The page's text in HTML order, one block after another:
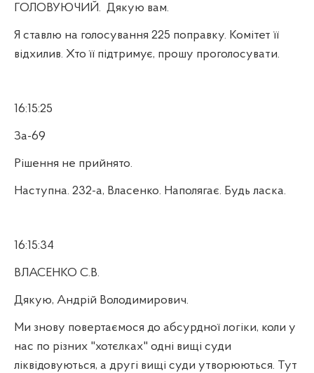
ГОЛОВУЮЧИЙ. Дякую вам.
Я ставлю на голосування 225 поправку. Комітет її
відхилив. Хто її підтримує, прошу проголосувати.
16:15:25
За-69
Рішення не прийнято.
Наступна. 232-а, Власенко. Наполягає. Будь ласка.
16:15:34
ВЛАСЕНКО С.В.
Дякую, Андрій Володимирович.
Ми знову повертаємося до абсурдної логіки, коли у
нас по різних "хотєлках" одні вищі суди
ліквідовуються, а другі вищі суди утворюються. Тут